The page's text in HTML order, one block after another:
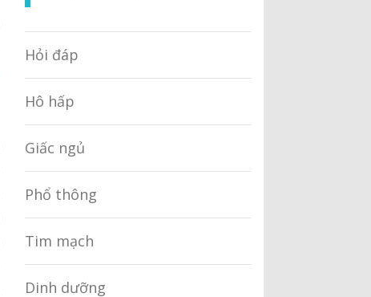
Hỏi đáp
Hô hấp
Giấc ngủ
Phổ thông
Tim mạch
Dinh dưỡng